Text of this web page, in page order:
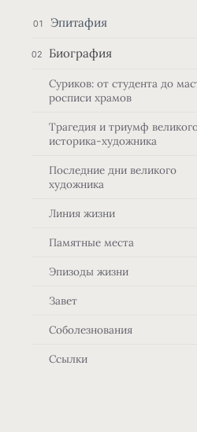
01 Эпитафия
02 Биография
Суриков: от студента до
росписи храмов
Трагедия и триумф
историка-художника
Последние дни великого
художника
Линия жизни
Памятные места
Эпизоды жизни
Завет
Соболезнования
Ссылки